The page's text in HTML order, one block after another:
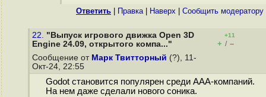
Ответить Правка| Наверх Cообщить модератору
22. "Выпуск игрового движка Open 3D
Engine 24.09, открытого компа..."
+11
+ / –
Сообщение от Марк Твитторный (?), 11-
Окт-24, 22:55
Godot становится популярен среди ААА-компаний.
На нем даже сделали нового соника.